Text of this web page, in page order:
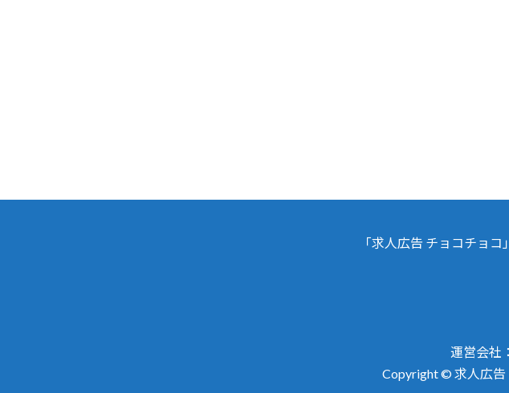
「求人広告 チョコチョ
運営会社
Copyright © 求人広告